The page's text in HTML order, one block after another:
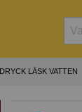
DRYCK LÄSK VATTEN